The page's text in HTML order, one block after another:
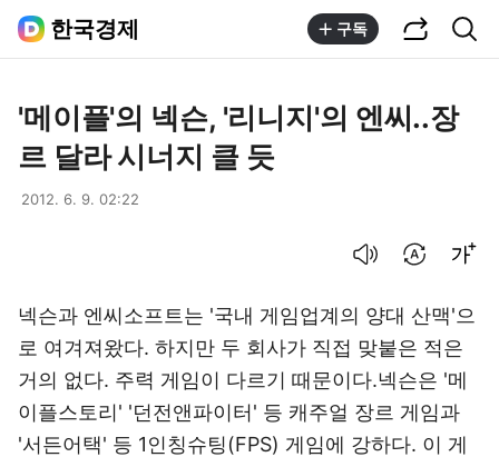
한국경제 구독
'메이플'의 넥슨, '리니지'의 엔씨..장
르 달라 시너지 클 듯
2012. 6. 9. 02:22
넥슨과 엔씨소프트는 '국내 게임업계의 양대 산맥'으
로 여겨져왔다. 하지만 두 회사가 직접 맞붙은 적은
거의 없다. 주력 게임이 다르기 때문이다.넥슨은 '메
이플스토리' '던전앤파이터' 등 캐주얼 장르 게임과
'서든어택' 등 1인칭슈팅(FPS) 게임에 강하다. 이 게